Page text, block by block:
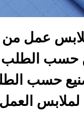
عمل من
حسب